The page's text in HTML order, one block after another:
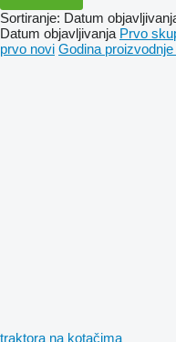
Sortiranje: Datum
Datum objavljivanja Prvo
prvo novi Godina
traktora na kotačima